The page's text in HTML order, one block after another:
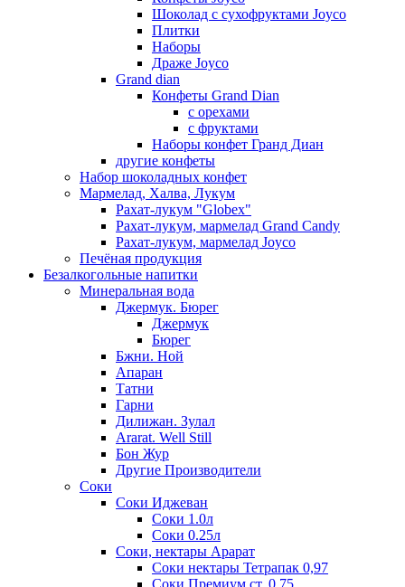
Шоколад с сухофруктами Joyco
Плитки
Наборы
Драже Joyco
Grand dian
Конфеты Grand Dian
с орехами
с фруктами
Наборы конфет Гранд Диан
другие конфеты
Набор шоколадных конфет
Мармелад, Халва, Лукум
Рахат-лукум "Globex"
Рахат-лукум, мармелад Grand Candy
Рахат-лукум, мармелад Joyco
Печёная продукция
Безалкогольные напитки
Минеральная вода
Джермук. Бюрег
Джермук
Бюрег
Бжни. Ной
Апаран
Татни
Гарни
Дилижан. Зулал
Ararat. Well Still
Бон Жур
Другие Производители
Соки
Соки Иджеван
Соки 1.0л
Соки 0.25л
Соки, нектары Арарат
Соки нектары Тетрапак 0,97
Соки Премиум ст. 0,75